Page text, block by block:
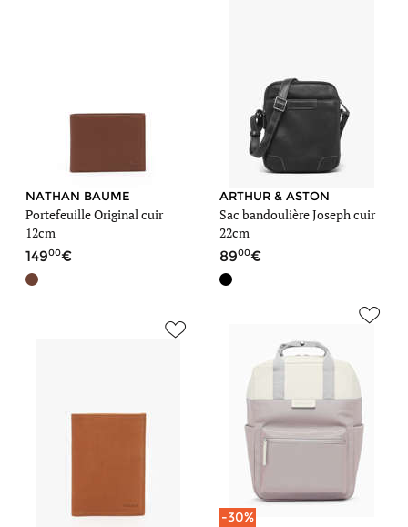
NATHAN BAUME
Portefeuille Original cuir
12cm
14900
ARTHUR & ASTON
Sac bandoulière Joseph cuir
22cm
8900
-30%